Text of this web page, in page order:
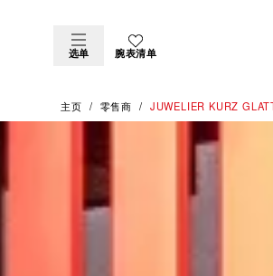
选单 腕表清单
主页 零售商 ‭JUWELIER KURZ